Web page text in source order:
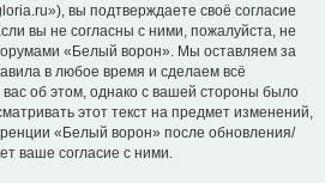
вы подтверждаете своё согласие
вы не согласны с ними, пожалуйста, не
«Белый ворон». Мы оставляем за
в любое время и сделаем всё
об этом, однако с вашей стороны было
этот текст на предмет изменений,
«Белый ворон» после обновления/
ваше согласие с ними.